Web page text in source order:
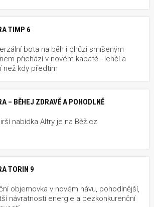
TIMP 6
bota na běh i chůzi smíšeným
přichází v novém kabátě - lehčí a
než kdy předtím
– BĚHEJ ZDRAVĚ A POHODLNĚ
nabídka Altry je na Běž.cz
TORIN 9
objemovka v novém hávu, pohodlnější,
návratností energie a bezkonkurenční